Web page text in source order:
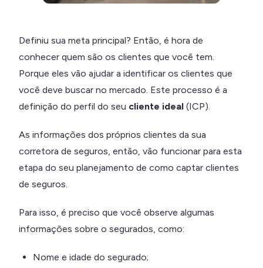
Definiu sua meta principal? Então, é hora de
conhecer quem são os clientes que você tem.
Porque eles vão ajudar a identificar os clientes que
você deve buscar no mercado. Este processo é a
definição do perfil do seu cliente ideal (ICP).
As informações dos próprios clientes da sua
corretora de seguros, então, vão funcionar para esta
etapa do seu planejamento de como captar clientes
de seguros.
Para isso, é preciso que você observe algumas
informações sobre o segurados, como:
Nome e idade do segurado;